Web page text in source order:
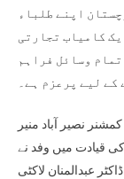
اپنے طلباء
کامیاب تجارتی
وسائل فراہم
۔ ڈپٹی کمشنر نصیر آباد منیر
قیادت میں وفد نے
عبدالمنان لاکٹی